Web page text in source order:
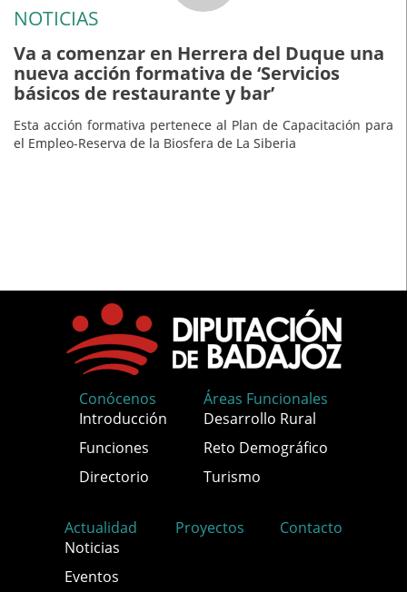
NOTICIAS
Va a comenzar en Herrera del Duque una
nueva acción formativa de ‘Servicios
básicos de restaurante y bar’
Esta acción formativa pertenece al Plan de Capacitación para
el Empleo-Reserva de la Biosfera de La Siberia
Conócenos
Introducción
Funciones
Directorio
Áreas Funcionales
Desarrollo Rural
Reto Demográfico
Turismo
Actualidad
Noticias
Eventos
Proyectos Contacto